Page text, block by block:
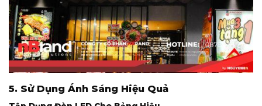
5. Sử Dụng Ánh Sáng Hiệu Quả